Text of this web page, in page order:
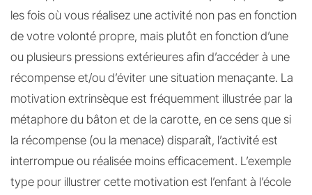
les fois où vous réalisez une activité non pas en fonction
de votre volonté propre, mais plutôt en fonction d’une
ou plusieurs pressions extérieures afin d’accéder à une
récompense et/ou d’éviter une situation menaçante. La
motivation extrinsèque est fréquemment illustrée par la
métaphore du bâton et de la carotte, en ce sens que si
la récompense (ou la menace) disparaît, l’activité est
interrompue ou réalisée moins efficacement. L’exemple
type pour illustrer cette motivation est l’enfant à l’école